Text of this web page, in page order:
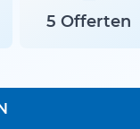
5 Offerten